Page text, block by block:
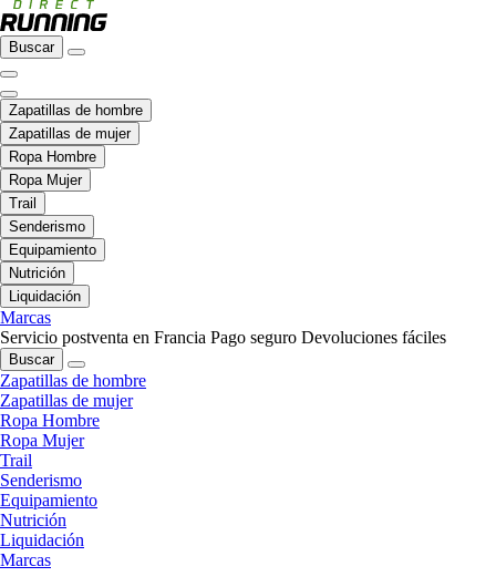
Buscar
Zapatillas de hombre
Zapatillas de mujer
Ropa Hombre
Ropa Mujer
Trail
Senderismo
Equipamiento
Nutrición
Liquidación
Marcas
Servicio postventa en Francia Pago seguro Devoluciones fáciles
Buscar
Zapatillas de hombre
Zapatillas de mujer
Ropa Hombre
Ropa Mujer
Trail
Senderismo
Equipamiento
Nutrición
Liquidación
Marcas